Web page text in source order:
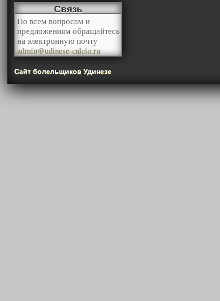
Связь
По всем вопросам и
предложениям обращайтесь
на электронную почту
admin@udinese-calcio.ru
Сайт болельщиков Удинезе